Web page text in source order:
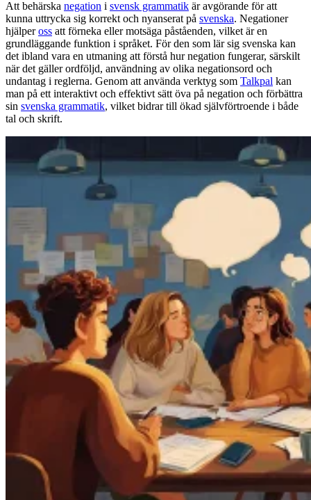
Att behärska negation i svensk grammatik är avgörande för att
kunna uttrycka sig korrekt och nyanserat på svenska. Negationer
hjälpeross att förneka eller motsäga påståenden, vilket är en
grundläggande funktion i språket. För den som lär sig svenska kan
det ibland vara en utmaning att förstå hur negation fungerar, särskilt
när det gäller ordföljd, användning av olika negationsord och
undantag i reglerna. Genom att använda verktyg som Talkpal kan
man på ett interaktivt och effektivt sätt öva på negation och förbättra
sin svenska grammatik, vilket bidrar till ökad självförtroende i både
tal och skrift.